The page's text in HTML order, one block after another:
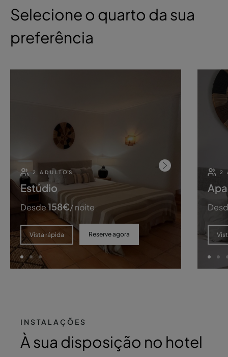
Selecione o quarto da sua
preferência
2 ADULTOS
Estúdio
Desde158€/ noite
Vista rápida Reserve agora
2
INSTALAÇÕES
À sua disposição no hotel